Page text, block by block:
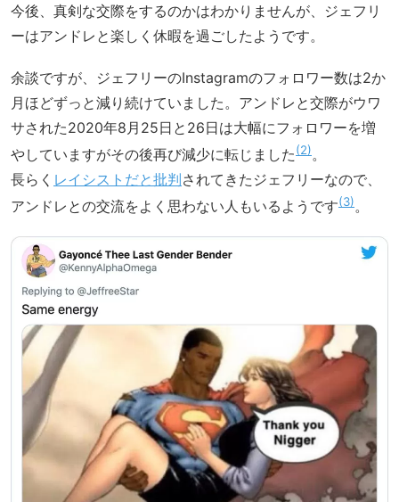
今後、真剣な交際をするのかはわかりませんが、ジェフリ
ーはアンドレと楽しく休暇を過ごしたようです。
余談ですが、ジェフリーのInstagramのフォロワー数は2か
月ほどずっと減り続けていました。アンドレと交際がウワ
サされた2020年8月25日と26日は大幅にフォロワーを増
やしていますがその後再び減少に転じました 2 。
長らく レイシストだと批判されてきたジェフリーなので、
アンドレとの交流をよく思わない人もいるようです 3 。